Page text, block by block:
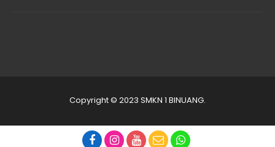
Copyright © 2023 SMKN 1 BINUANG.